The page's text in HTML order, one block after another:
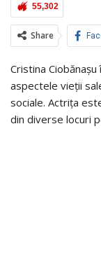
55,302
Share
Cristina
aspectele vieții
sociale. Actrița
din diverse locuri